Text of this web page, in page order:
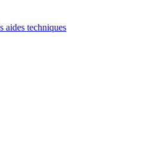
aides techniques